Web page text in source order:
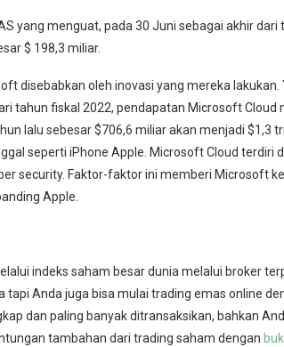
yang menguat, pada 30 Juni sebagai akhir
$ 198,3 miliar.
disebabkan oleh inovasi yang mereka
tahun fiskal 2022, pendapatan Microsoft Cloud
lalu sebesar $706,6 miliar akan menjadi $1,3
seperti iPhone Apple. Microsoft Cloud terdiri
security. Faktor-faktor ini memberi Microsoft
Apple.
indeks saham besar dunia melalui broker
tapi Anda juga bisa mulai trading emas online
dan paling banyak ditransaksikan, bahkan
tambahan dari trading saham dengan